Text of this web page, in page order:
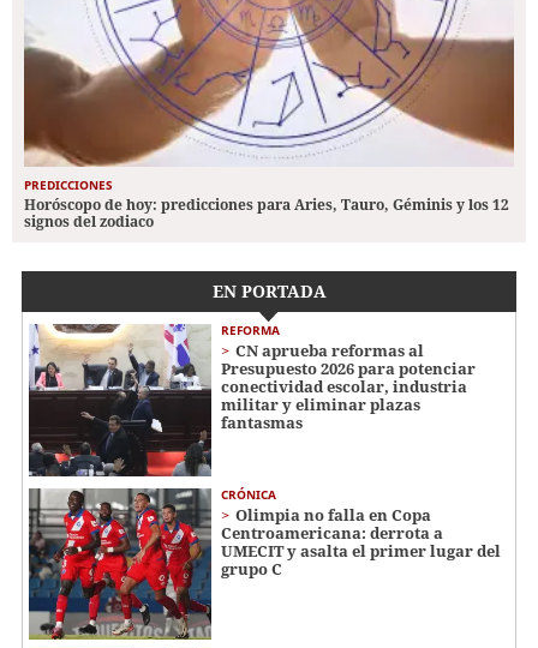
PREDICCIONES
Horóscopo de hoy: predicciones para Aries, Tauro, Géminis y los 12
signos del zodiaco
EN PORTADA
REFORMA
CN aprueba reformas al
Presupuesto 2026 para potenciar
conectividad escolar, industria
militar y eliminar plazas
fantasmas
CRÓNICA
Olimpia no falla en Copa
Centroamericana: derrota a
UMECIT y asalta el primer lugar del
grupo C